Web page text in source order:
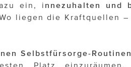
ein, i nnezuhalten und
liegen die Kraftquellen –
Selbstfürsorge-Routinen
Platz einzuräumen.